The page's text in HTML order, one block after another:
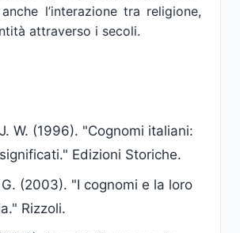
l’interazione tra religione,
attraverso i secoli.
W. (1996). "Cognomi italiani:
Edizioni Storiche.
(2003). "I cognomi e la loro
Rizzoli.